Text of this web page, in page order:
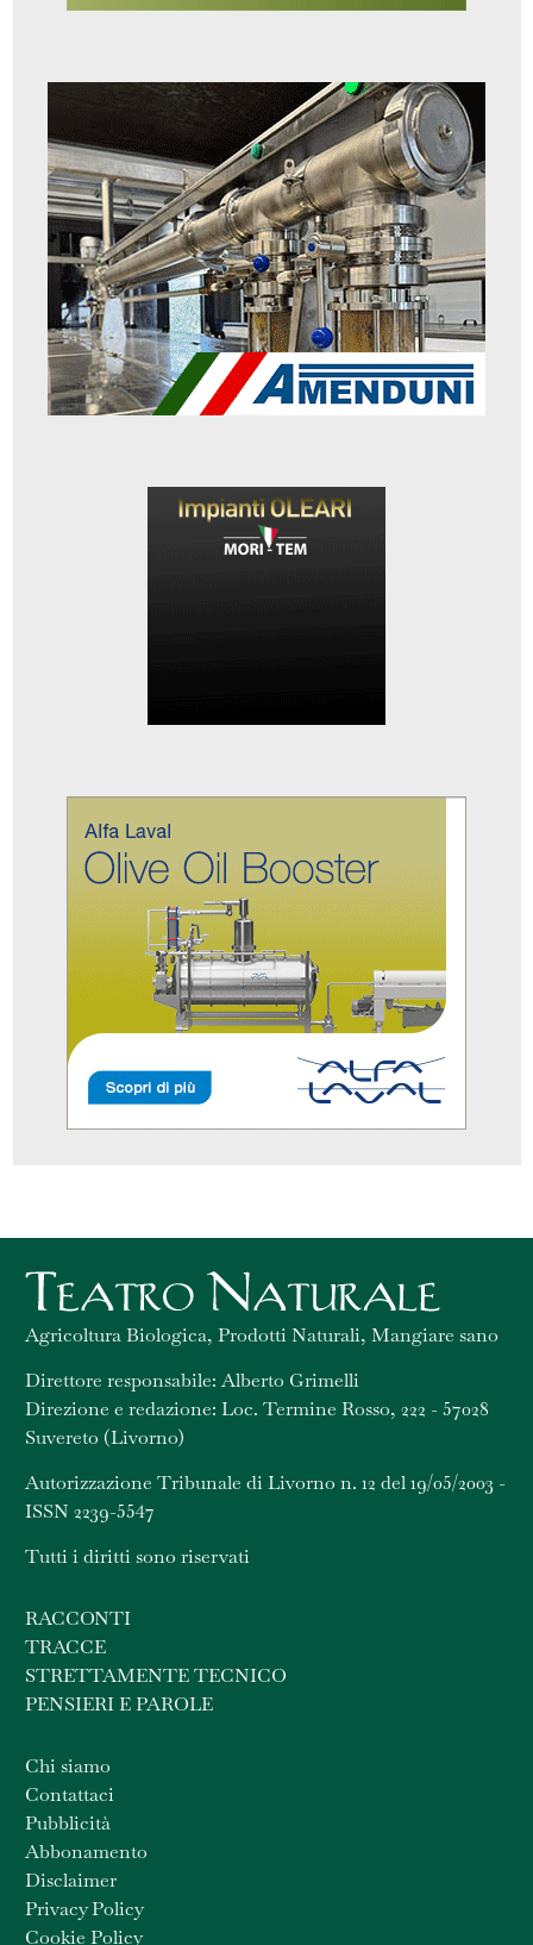
Agricoltura Biologica, Prodotti Naturali, Mangiare sano
Direttore responsabile: Alberto Grimelli
Direzione e redazione: Loc. Termine Rosso, 222 - 57028
Suvereto (Livorno)
Autorizzazione Tribunale di Livorno n. 12 del 19/05/2003 -
ISSN 2239-5547
Tutti i diritti sono riservati
RACCONTI
TRACCE
STRETTAMENTE TECNICO
PENSIERI E PAROLE
Chi siamo
Contattaci
Pubblicità
Abbonamento
Disclaimer
Privacy Policy
Cookie Policy